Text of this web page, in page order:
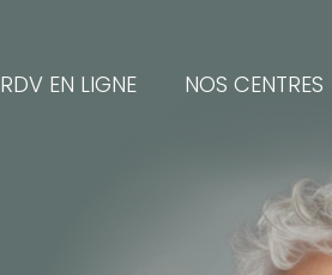
RDV EN LIGNE NOS CENTRES